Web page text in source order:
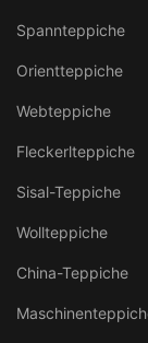
Spannteppiche
Orientteppiche
Webteppiche
Fleckerlteppiche
Sisal-Teppiche
Wollteppiche
China-Teppiche